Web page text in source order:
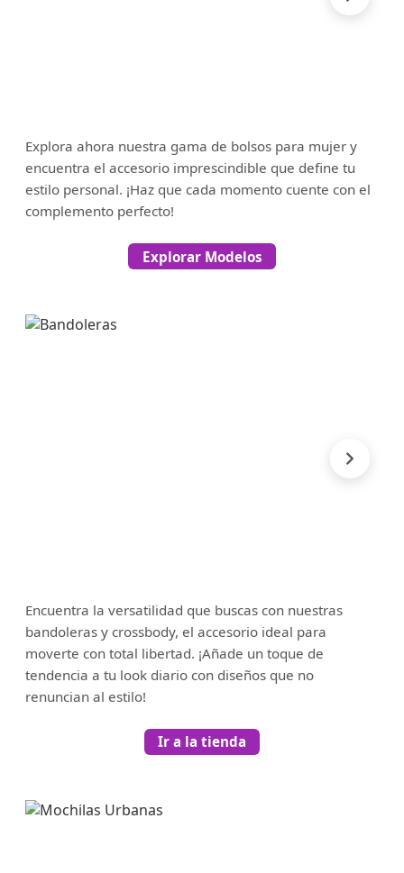
Explora ahora nuestra gama de bolsos para mujer y
encuentra el accesorio imprescindible que define tu
estilo personal. ¡Haz que cada momento cuente con el
complemento perfecto!
Explorar Modelos
Encuentra la versatilidad que buscas con nuestras
bandoleras y crossbody, el accesorio ideal para
moverte con total libertad. ¡Añade un toque de
tendencia a tu look diario con diseños que no
renuncian al estilo!
Ir a la tienda